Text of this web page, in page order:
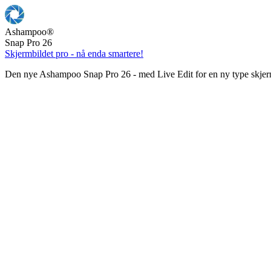
Ashampoo®
Snap Pro 26
Skjermbildet pro - nå enda smartere!
Den nye Ashampoo Snap Pro 26 - med Live Edit for en ny type